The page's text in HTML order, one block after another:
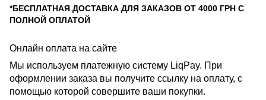
*БЕСПЛАТНАЯ ДОСТАВКА ДЛЯ ЗАКАЗОВ ОТ 4000 ГРН С
ПОЛНОЙ ОПЛАТОЙ
Онлайн оплата на сайте
Мы используем платежную систему LiqPay. При
оформлении заказа вы получите ссылку на оплату, с
помощью которой совершите ваши покупки.